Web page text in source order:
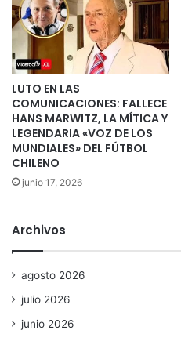
LUTO EN LAS
COMUNICACIONES: FALLECE
HANS MARWITZ, LA MÍTICA Y
LEGENDARIA «VOZ DE LOS
MUNDIALES» DEL FÚTBOL
CHILENO
junio 17, 2026
Archivos
agosto 2026
julio 2026
junio 2026